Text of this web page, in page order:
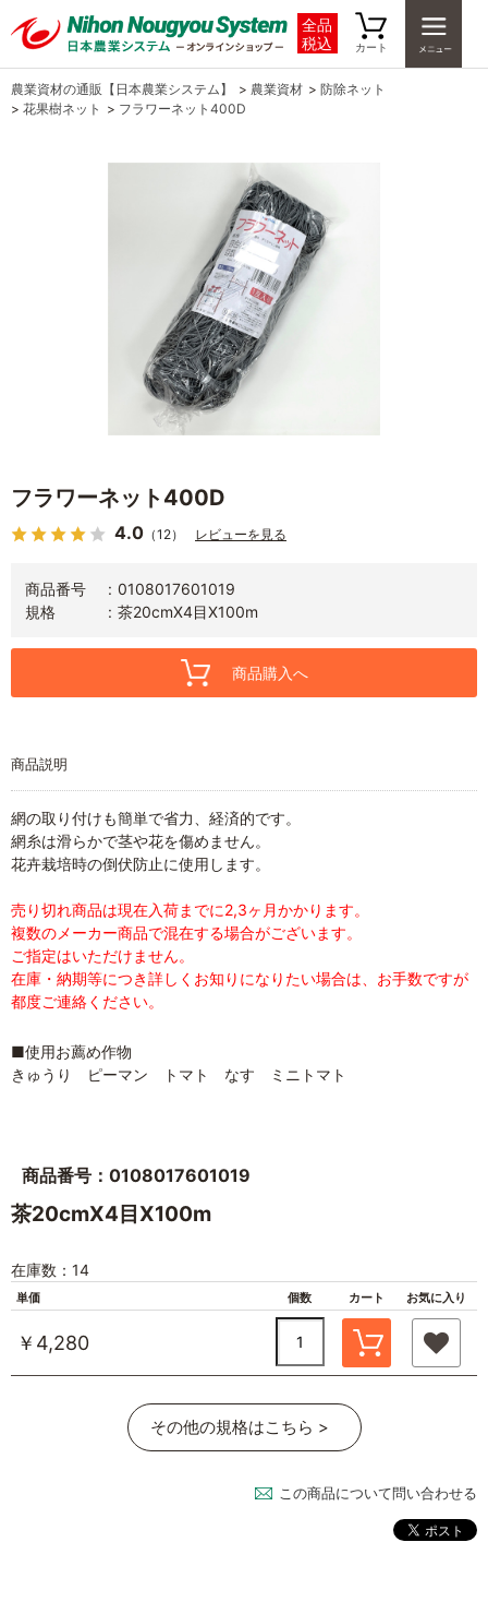
全品
税込
カート
農業資材の通販【日本農業システム】 > 農業資材 > 防除ネット
> 花果樹ネット > フラワーネット400D
フラワーネット400D
4.0 （12） レビューを見る
商品番号
0108017601019
規格
茶20cmX4目X100m
商品購入へ
商品説明
網の取り付けも簡単で省力、経済的です。
網糸は滑らかで茎や花を傷めません。
花卉栽培時の倒伏防止に使用します。
売り切れ商品は現在入荷までに2,3ヶ月かかります。
複数のメーカー商品で混在する場合がございます。
ご指定はいただけません。
在庫・納期等につき詳しくお知りになりたい場合は、お手数ですが
都度ご連絡ください。
■使用お薦め作物
きゅうり ピーマン トマト なす ミニトマト
商品番号：0108017601019
茶20cmX4目X100m
在庫数：14
単価 個数 カート お気に入り
￥4,280
その他の規格はこちら >
この商品について問い合わせる